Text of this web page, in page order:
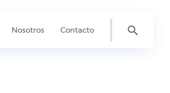
Nosotros Contacto